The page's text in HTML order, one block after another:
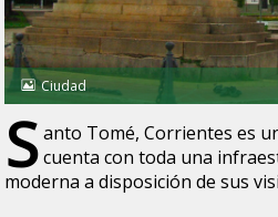
Ciudad
S anto Tomé, Corrientes es
cuenta con toda una
moderna a disposición de sus